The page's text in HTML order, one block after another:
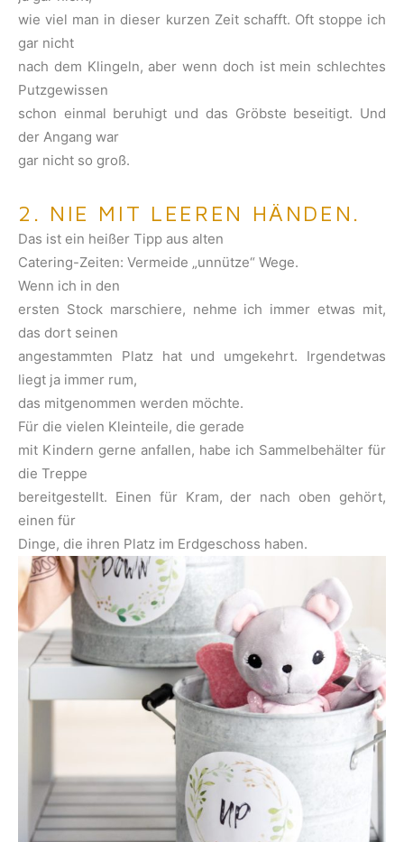
wie viel man in dieser kurzen Zeit schafft. Oft stoppe ich
gar nicht
nach dem Klingeln, aber wenn doch ist mein schlechtes
Putzgewissen
schon einmal beruhigt und das Gröbste beseitigt. Und
der Angang war
gar nicht so groß.
2. NIE MIT LEEREN HÄNDEN.
Das ist ein heißer Tipp aus alten
Catering-Zeiten: Vermeide „unnütze“ Wege.
Wenn ich in den
ersten Stock marschiere, nehme ich immer etwas mit,
das dort seinen
angestammten Platz hat und umgekehrt. Irgendetwas
liegt ja immer rum,
das mitgenommen werden möchte.
Für die vielen Kleinteile, die gerade
mit Kindern gerne anfallen, habe ich Sammelbehälter für
die Treppe
bereitgestellt. Einen für Kram, der nach oben gehört,
einen für
Dinge, die ihren Platz im Erdgeschoss haben.